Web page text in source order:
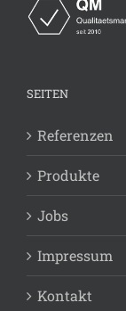
SEITEN
Referenzen
Produkte
Jobs
Impressum
Kontakt